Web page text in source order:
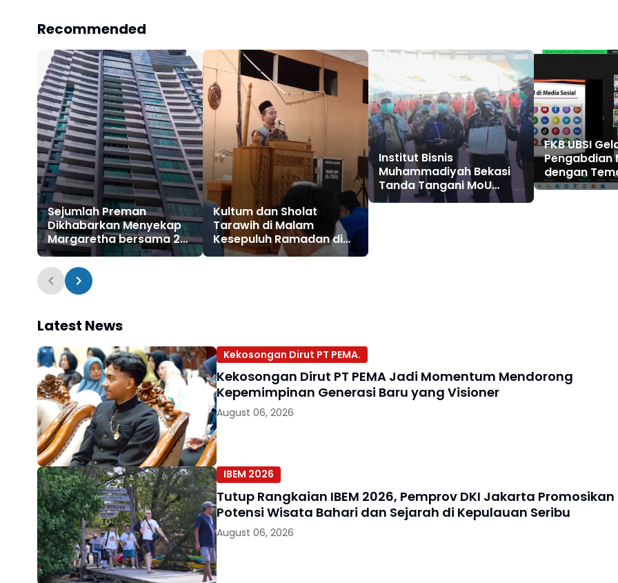
Recommended
Sejumlah Preman
Dikhabarkan Menyekap
Margaretha bersama 2
Anaknya di Jakarta
Barat
Kultum dan Sholat
Tarawih di Malam
Kesepuluh Ramadan di
Masjid Jami Al Choir
Institut Bisnis
Muhammadiyah Bekasi
Tanda Tangani MoU
dengan Pemkot Bekasi
FKB UBSI
Pengabdian
dengan
“Penyuluhan
Latest News
Kekosongan Dirut PT PEMA.
Kekosongan Dirut PT PEMA Jadi Momentum Mendorong
Kepemimpinan Generasi Baru yang Visioner
August 06, 2026
IBEM 2026
Tutup Rangkaian IBEM 2026, Pemprov DKI Jakarta Promosikan
Potensi Wisata Bahari dan Sejarah di Kepulauan Seribu
August 06, 2026